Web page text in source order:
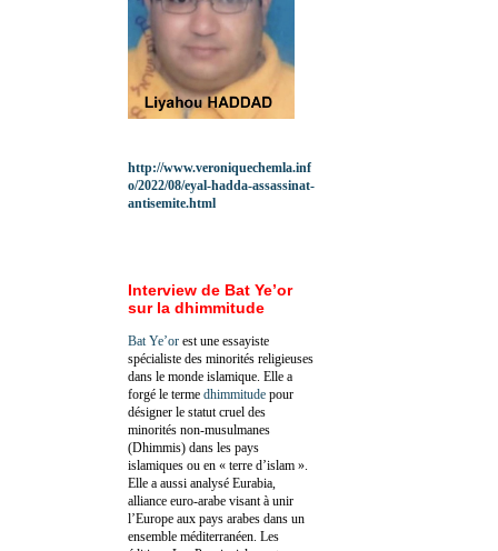
http://www.veroniquechemla.inf
o/2022/08/eyal-hadda-assassinat-
antisemite.html
Interview de Bat Ye’or
sur la dhimmitude
Bat Ye’or est une essayiste
spécialiste des minorités religieuses
dans le monde islamique. Elle a
forgé le terme dhimmitude pour
désigner le statut cruel des
minorités non-musulmanes
(Dhimmis) dans les pays
islamiques ou en « terre d’islam ».
Elle a aussi analysé Eurabia,
alliance euro-arabe visant à unir
l’Europe aux pays arabes dans un
ensemble méditerranéen. Les